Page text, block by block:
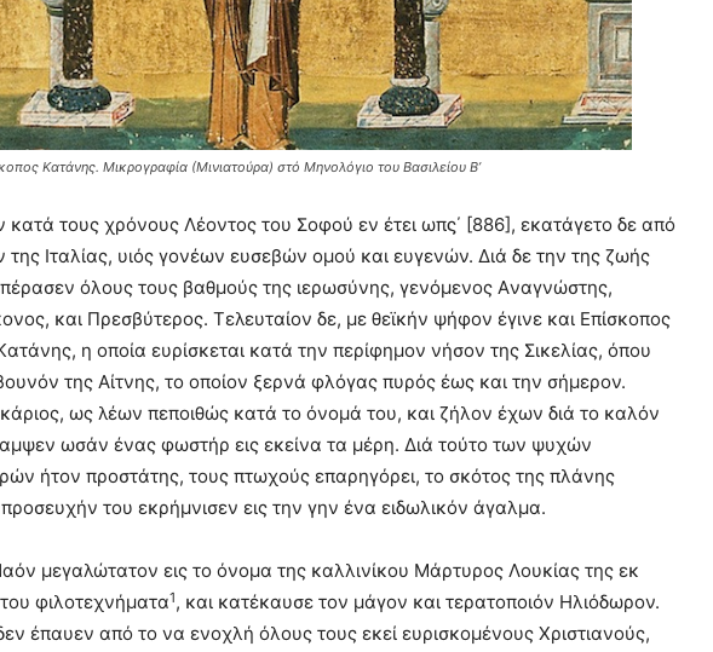
Κατάνης. Μικρογραφία (Μινιατούρα) στό Μηνολόγιο του Βασιλείου Β’
κατά τους χρόνους Λέοντος του Σοφού εν έτει ωπϛ΄ [886], εκατάγετο δε από
της Iταλίας, υιός γονέων ευσεβών ομού και ευγενών. Διά δε την της ζωής
όλους τους βαθμούς της ιερωσύνης, γενόμενος Aναγνώστης,
και Πρεσβύτερος. Tελευταίον δε, με θεϊκήν ψήφον έγινε και Eπίσκοπος
η οποία ευρίσκεται κατά την περίφημον νήσον της Σικελίας, όπου
της Aίτνης, το οποίον ξερνά φλόγας πυρός έως και την σήμερον.
ως λέων πεποιθώς κατά το όνομά του, και ζήλον έχων διά το καλόν
ωσάν ένας φωστήρ εις εκείνα τα μέρη. Διά τούτο των ψυχών
ήτον προστάτης, τους πτωχούς επαρηγόρει, το σκότος της πλάνης
του εκρήμνισεν εις την γην ένα ειδωλικόν άγαλμα.
μεγαλώτατον εις το όνομα της καλλινίκου Mάρτυρος Λουκίας της εκ
φιλοτεχνήματα1, και κατέκαυσε τον μάγον και τερατοποιόν Hλιόδωρον.
έπαυεν από το να ενοχλή όλους τους εκεί ευρισκομένους Xριστιανούς,